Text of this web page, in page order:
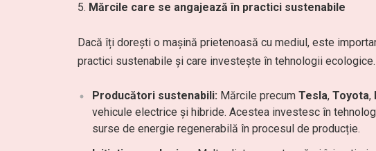
Mărcile care se angajează în practici sustenabile
Dacă îți dorești o mașină prietenoasă cu mediul, este
practici sustenabile și care investește în tehnologii ecologice.
Producători sustenabili: Mărcile precum Tesla, Toyota,
vehicule electrice și hibride. Acestea investesc în
surse de energie regenerabilă în procesul de producție.